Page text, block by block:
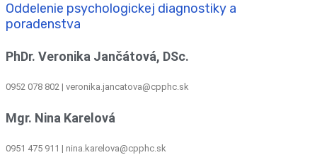
Oddelenie psychologickej diagnostiky a
poradenstva
PhDr. Veronika Jančátová, DSc.
0952 078 802 | veronika.jancatova@cpphc.sk
Mgr. Nina Karelová
0951 475 911 | nina.karelova@cpphc.sk